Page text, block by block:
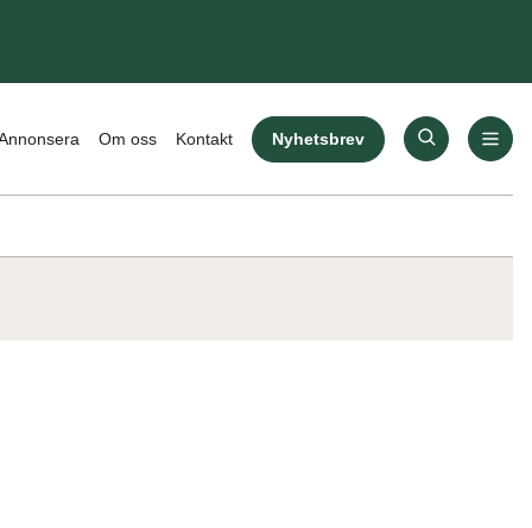
Om oss Kontakt Nyhetsbrev